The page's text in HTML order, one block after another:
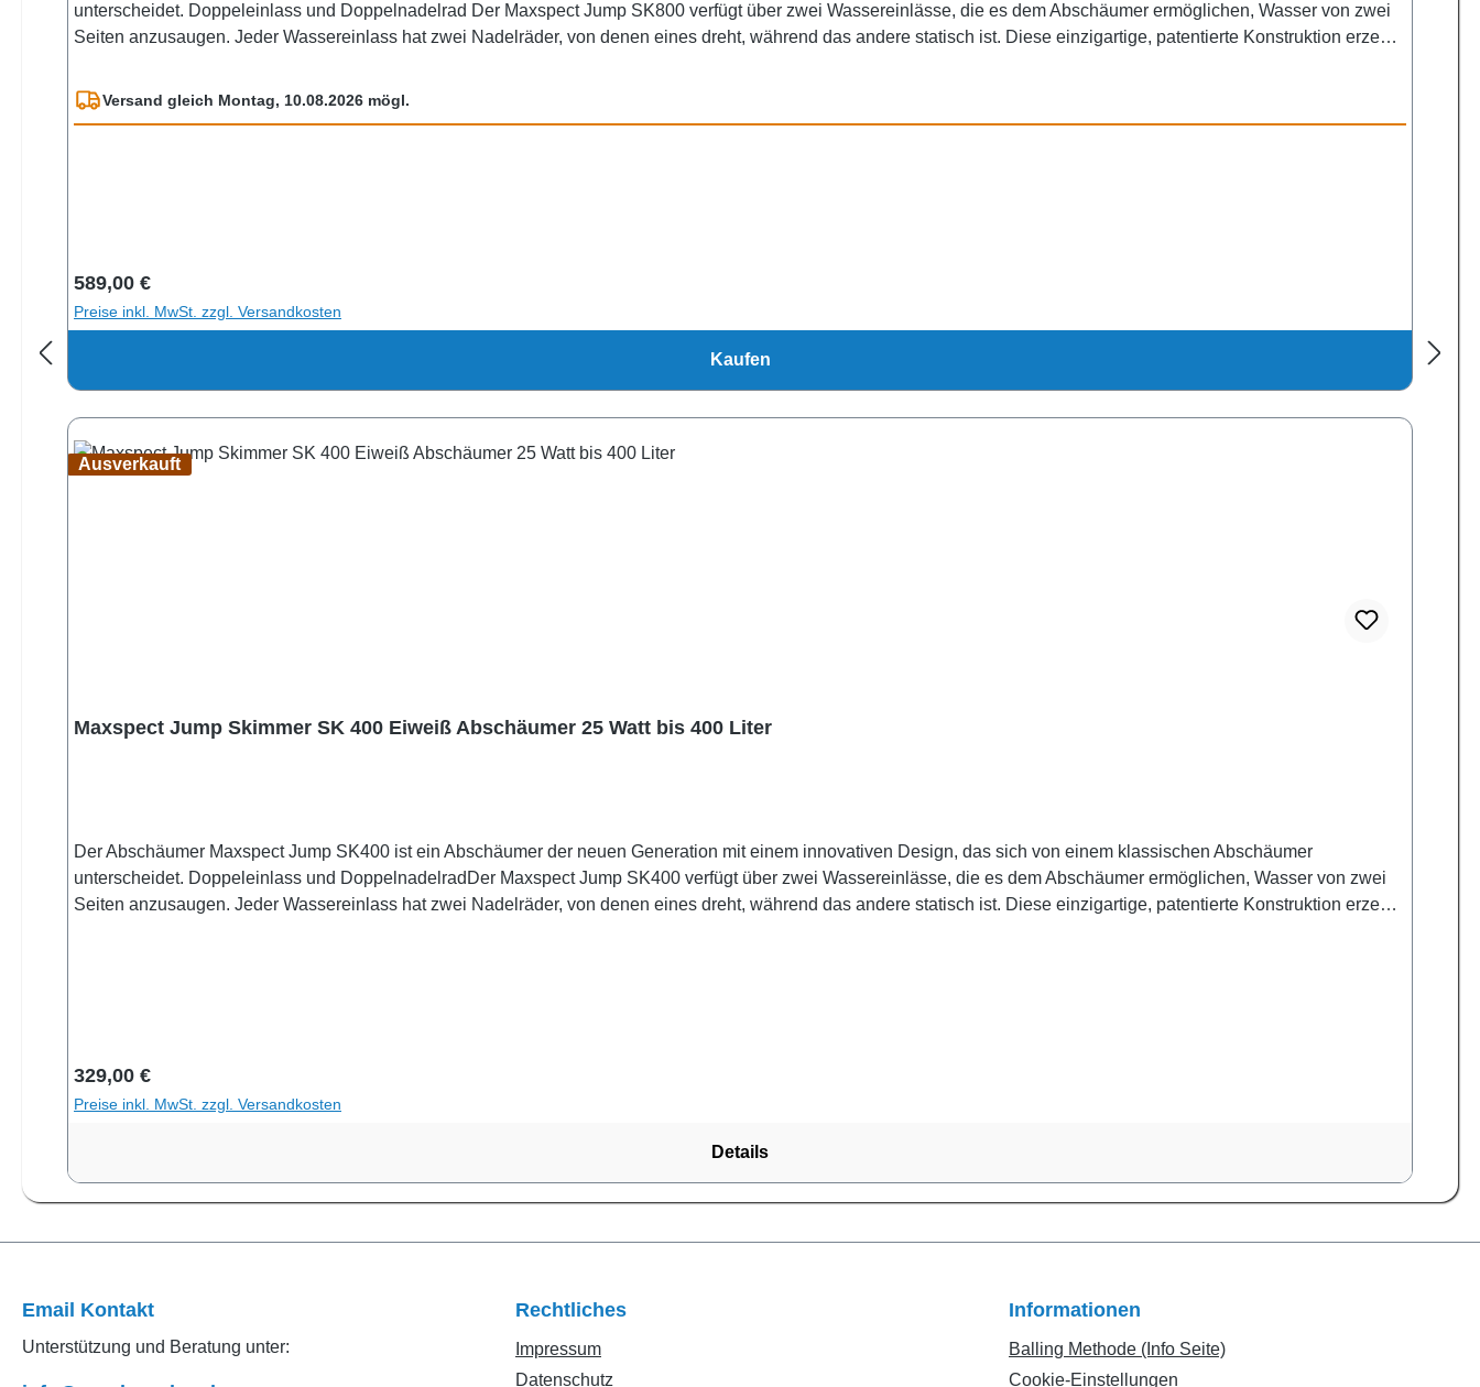
unterscheidet. Doppeleinlass und Doppelnadelrad Der Maxspect Jump SK800 verfügt über zwei Wassereinlässe, die es dem Abschäumer ermöglichen, Wasser von zwei
Seiten anzusaugen. Jeder Wassereinlass hat zwei Nadelräder, von denen eines dreht, während das andere statisch ist. Diese einzigartige, patentierte Konstruktion erzeugt
Jump SK800 wurde durch mehrere genialen Ideen erreicht, wie z.B. das Verbergen des Luftschalldämpfers, die Integration eines Blasenfangsystems, um das Entweichen
von Mikroblasen in den Tank zu verhindern, und die Integration des Wasserstandregelknopfes in das Abschäumergehäuse. Letzteres ermöglicht eine einfache und präzise
Versand gleich Montag, 10.08.2026 mögl.
Regulärer Preis:
589,00 €
Preise inkl. MwSt. zzgl. Versandkosten
Kaufen
Ausverkauft
Maxspect Jump Skimmer SK 400 Eiweiß Abschäumer 25 Watt bis 400 Liter
Der Abschäumer Maxspect Jump SK400 ist ein Abschäumer der neuen Generation mit einem innovativen Design, das sich von einem klassischen Abschäumer
unterscheidet. Doppeleinlass und DoppelnadelradDer Maxspect Jump SK400 verfügt über zwei Wassereinlässe, die es dem Abschäumer ermöglichen, Wasser von zwei
Seiten anzusaugen. Jeder Wassereinlass hat zwei Nadelräder, von denen eines dreht, während das andere statisch ist. Diese einzigartige, patentierte Konstruktion erzeugt
Regulärer Preis:
329,00 €
Preise inkl. MwSt. zzgl. Versandkosten
Details
Email Kontakt
Unterstützung und Beratung unter:
Rechtliches
Impressum
Datenschutz
Informationen
Balling Methode (Info Seite)
Cookie-Einstellungen